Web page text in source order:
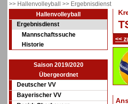
>> Hallenvolleyball >> Ergebnisdienst
Hallenvolleyball
Ergebnisdienst
Mannschaftssuche
Historie
Saison 2019/2020
Übergeordnet
Deutscher VV
Bayerischer VV
<<